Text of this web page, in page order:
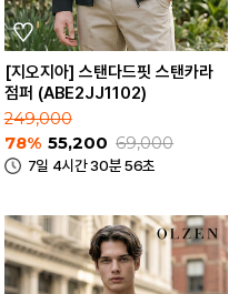
[지오지아] 스탠다드핏 스탠카라
점퍼 (ABE2JJ1102)
249,000
78% 55,200 69,000
7일 4시간 30분 56초